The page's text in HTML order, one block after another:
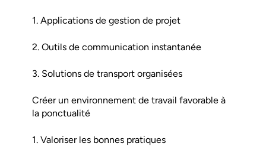
1. Applications de gestion de projet
2. Outils de communication instantanée
3. Solutions de transport organisées
Créer un environnement de travail favorable à
la ponctualité
1. Valoriser les bonnes pratiques